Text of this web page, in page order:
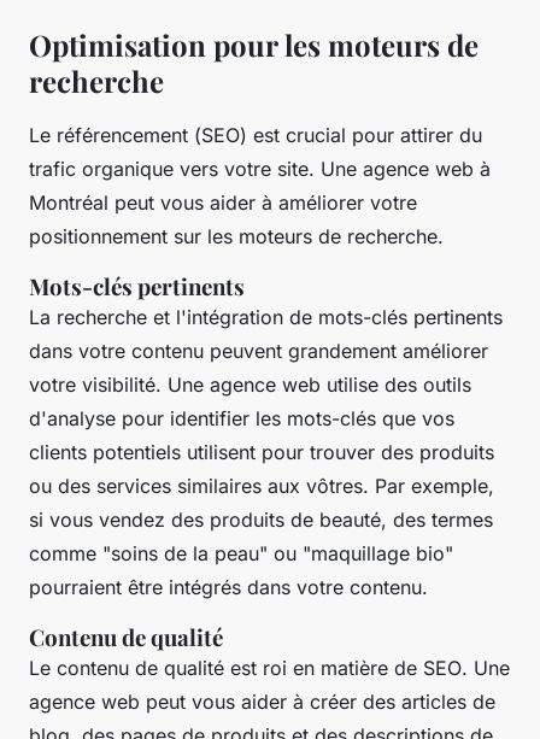
Optimisation pour les moteurs de
recherche
Le référencement (SEO) est crucial pour attirer du
trafic organique vers votre site. Une agence web à
Montréal peut vous aider à améliorer votre
positionnement sur les moteurs de recherche.
Mots-clés pertinents
La recherche et l'intégration de mots-clés pertinents
dans votre contenu peuvent grandement améliorer
votre visibilité. Une agence web utilise des outils
d'analyse pour identifier les mots-clés que vos
clients potentiels utilisent pour trouver des produits
ou des services similaires aux vôtres. Par exemple,
si vous vendez des produits de beauté, des termes
comme "soins de la peau" ou "maquillage bio"
pourraient être intégrés dans votre contenu.
Contenu de qualité
Le contenu de qualité est roi en matière de SEO. Une
agence web peut vous aider à créer des articles de